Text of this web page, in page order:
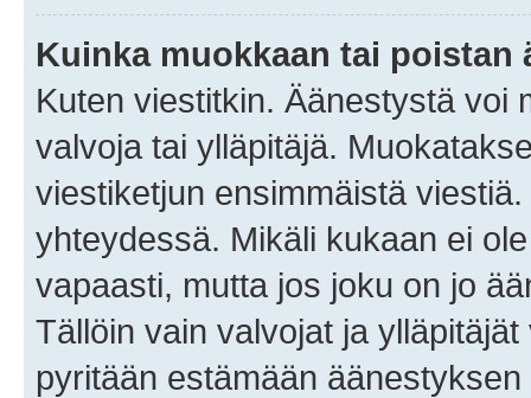
Kuinka muokkaan tai poistan
Kuten viestitkin. Äänestystä voi
valvoja tai ylläpitäjä.
viestiketjun ensimmäistä
yhteydessä. Mikäli kukaan ei
vapaasti, mutta jos joku on jo
Tällöin vain valvojat ja
pyritään estämään